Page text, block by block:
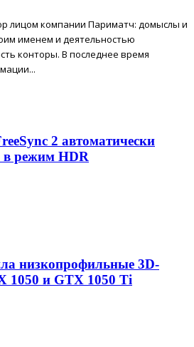
лицом компании Париматч: домыслы и
именем и деятельностью
конторы. В последнее время
2 автоматически
в режим HDR
низкопрофильные 3D-
1050 и GTX 1050 Ti